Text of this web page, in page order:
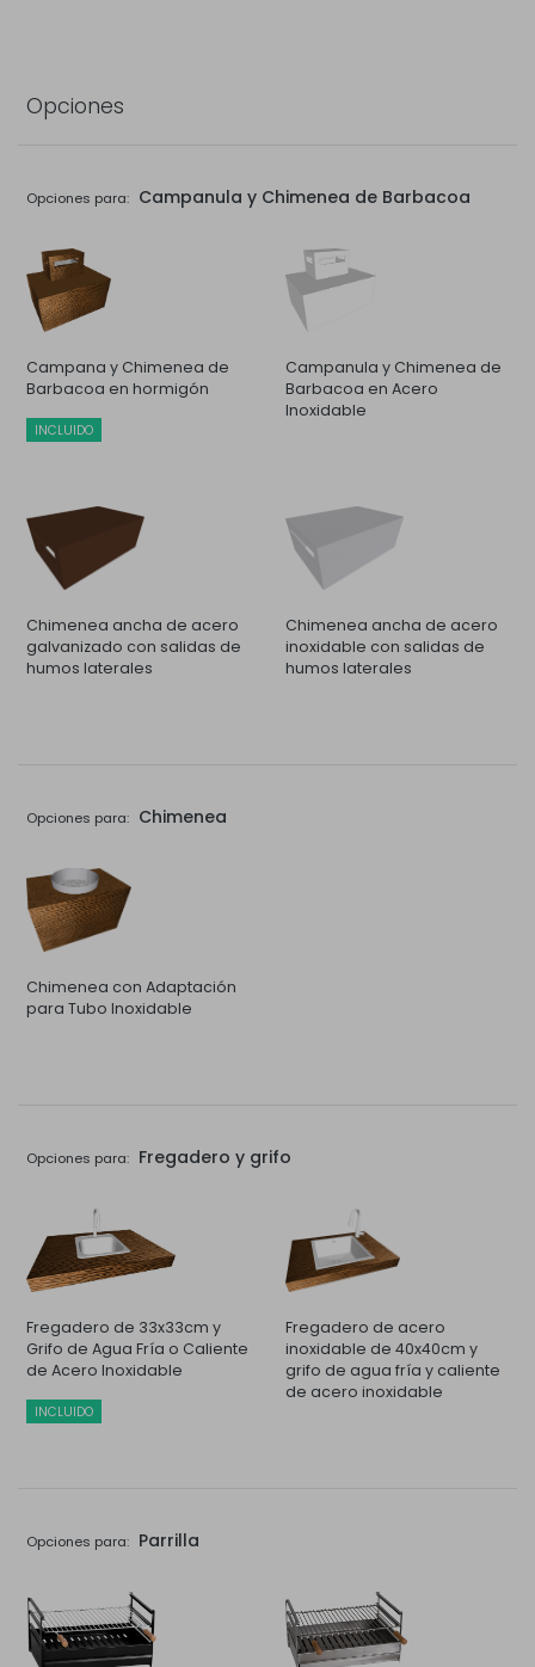
Opciones
Opciones para: Campanula y Chimenea de Barbacoa
Campana y Chimenea de
Barbacoa en hormigón
INCLUIDO
Campanula y Chimenea de
Barbacoa en Acero
Inoxidable
Chimenea ancha de acero
galvanizado con salidas de
humos laterales
Chimenea ancha de acero
inoxidable con salidas de
humos laterales
Opciones para: Chimenea
Chimenea con Adaptación
para Tubo Inoxidable
Opciones para: Fregadero y grifo
Fregadero de 33x33cm y
Grifo de Agua Fría o Caliente
de Acero Inoxidable
INCLUIDO
Fregadero de acero
inoxidable de 40x40cm y
grifo de agua fría y caliente
de acero inoxidable
Opciones para: Parrilla